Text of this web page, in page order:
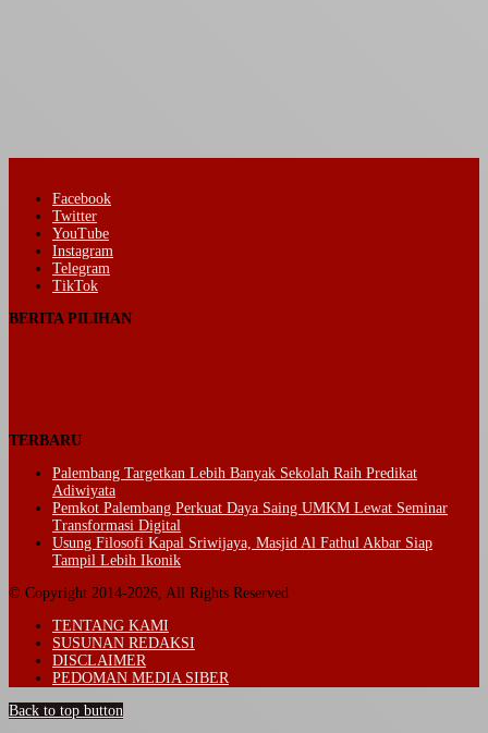
Facebook
Twitter
YouTube
Instagram
Telegram
TikTok
BERITA PILIHAN
TERBARU
Palembang Targetkan Lebih Banyak Sekolah Raih Predikat
Adiwiyata
Pemkot Palembang Perkuat Daya Saing UMKM Lewat Seminar
Transformasi Digital
Usung Filosofi Kapal Sriwijaya, Masjid Al Fathul Akbar Siap
Tampil Lebih Ikonik
© Copyright 2014-2026, All Rights Reserved
TENTANG KAMI
SUSUNAN REDAKSI
DISCLAIMER
PEDOMAN MEDIA SIBER
Back to top button